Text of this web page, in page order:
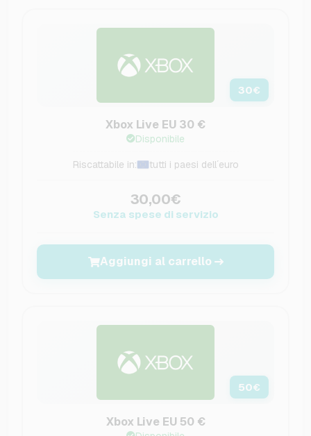
30€
Xbox Live EU 30 €
Disponibile
Riscattabile in: tutti i paesi dell´euro
30,00€
Senza spese di servizio
Aggiungi al carrello
50€
Xbox Live EU 50 €